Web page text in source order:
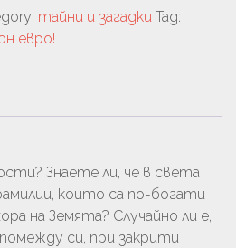
тайни и загадки Tag:
евро!
Знаете ли, че в света
които са по-богати
на Земята? Случайно ли е,
си, при закрити